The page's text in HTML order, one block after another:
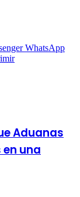
WhatsApp
Aduanas
una